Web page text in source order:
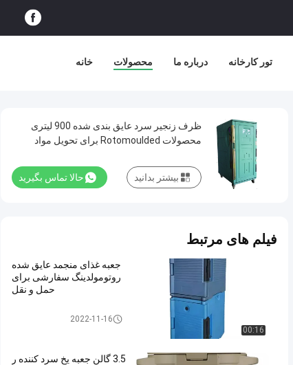
خانه محصولات درباره ما تور کارخانه
ظرف زنجیر سرد عایق بندی شده 900 لیتری
محصولات Rotomoulded برای تحویل مواد
حالا تماس بگیرید بیشتر بدانید
فیلم های مرتبط
00:16
جعبه غذای منجمد عایق شده
روتومولدینگ سفارشی برای
حمل و نقل
محصولات Rotomoolded
2022-11-16
3.5 گالن جعبه یخ سرد کننده ر